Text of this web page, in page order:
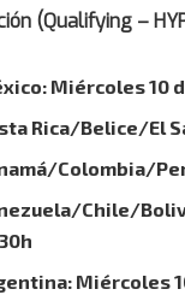
(Qualifying –
Miércoles 10
Rica/Belice/El
Colombia/
Chile/
Miércoles